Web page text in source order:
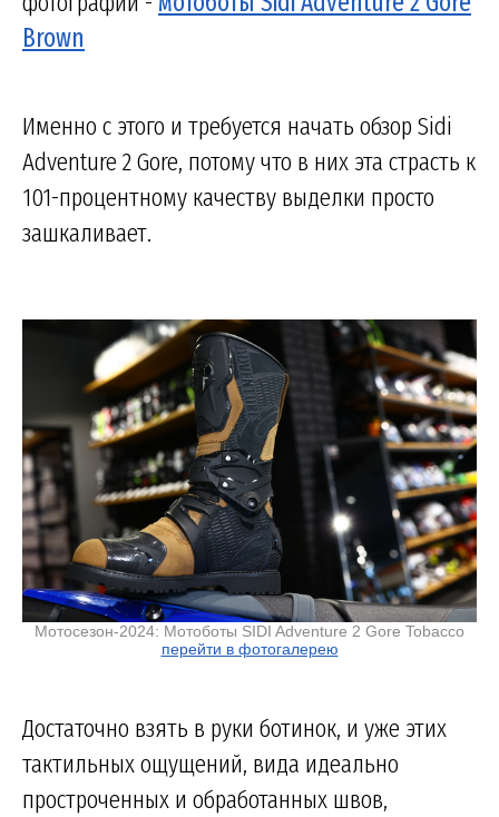
Brown
Именно с этого и требуется начать обзор Sidi
Adventure 2 Gore, потому что в них эта страсть к
101-процентному качеству выделки просто
зашкаливает.
Мотосезон-2024: Мотоботы SIDI Adventure 2 Gore Tobacco
перейти в фотогалерею
Достаточно взять в руки ботинок, и уже этих
тактильных ощущений, вида идеально
простроченных и обработанных швов,